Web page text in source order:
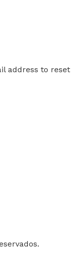
address to reset